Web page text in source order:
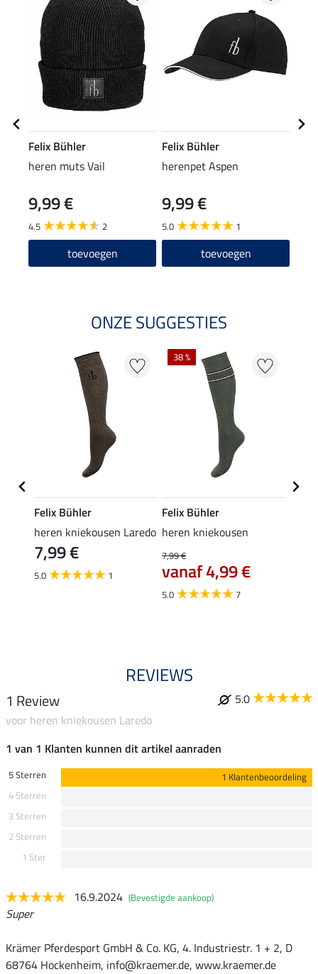
Felix Bühler
heren muts Vail
9,99 €
4.5 2
toevoegen
Felix Bühler
herenpet Aspen
9,99 €
5.0 1
toevoegen
ONZE SUGGESTIES
Felix Bühler
heren kniekousen Laredo
7,99 €
5.0 1
38 %
Felix Bühler
heren kniekousen
7,99 €
vanaf 4,99 €
5.0 7
REVIEWS
1 Review
5.0
voor heren kniekousen Laredo
1 van 1 Klanten kunnen dit artikel aanraden
5 Sterren
1 Klantenbeoordeling
4 Sterren
3 Sterren
2 Sterren
1 Ster
16.9.2024 (Bevestigde aankoop)
Super
Krämer Pferdesport GmbH & Co. KG, 4. Industriestr. 1 + 2, D
68764 Hockenheim, info@kraemer.de, www.kraemer.de